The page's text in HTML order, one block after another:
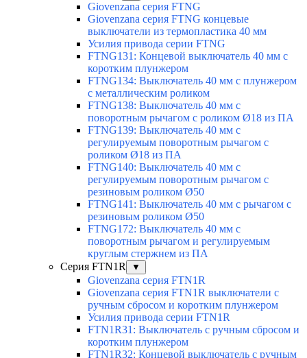
Giovenzana серия FTNG
Giovenzana серия FTNG концевые
выключатели из термопластика 40 мм
Усилия привода серии FTNG
FTNG131: Концевой выключатель 40 мм с
коротким плунжером
FTNG134: Выключатель 40 мм с плунжером
с металлическим роликом
FTNG138: Выключатель 40 мм с
поворотным рычагом с роликом Ø18 из ПА
FTNG139: Выключатель 40 мм с
регулируемым поворотным рычагом с
роликом Ø18 из ПА
FTNG140: Выключатель 40 мм с
регулируемым поворотным рычагом с
резиновым роликом Ø50
FTNG141: Выключатель 40 мм с рычагом с
резиновым роликом Ø50
FTNG172: Выключатель 40 мм с
поворотным рычагом и регулируемым
круглым стержнем из ПА
Серия FTN1R
▼
Giovenzana серия FTN1R
Giovenzana серия FTN1R выключатели с
ручным сбросом и коротким плунжером
Усилия привода серии FTN1R
FTN1R31: Выключатель с ручным сбросом и
коротким плунжером
FTN1R32: Концевой выключатель с ручным